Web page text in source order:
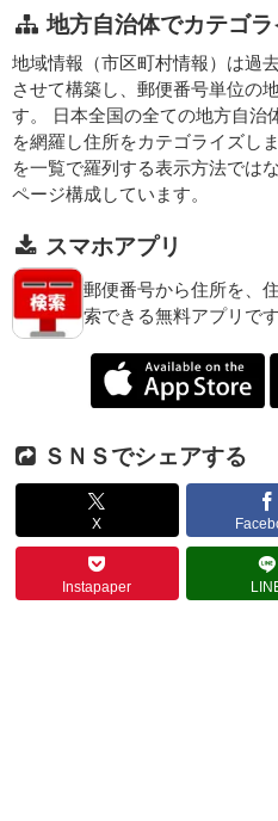
地方自治体でカテゴ
地域情報（市区町村情報）は過
させて構築し、郵便番号単位の
す。 日本全国の全ての地方自治
を網羅し住所をカテゴライズし
を一覧で羅列する表示方法では
ページ構成しています。
スマホアプリ
郵便番号から住所を、
索できる無料アプリです
ＳＮＳでシェアする
X
Instapaper